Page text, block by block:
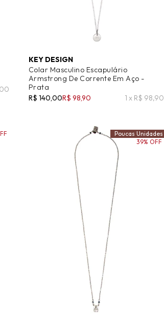
KEY DESIGN
Colar Masculino Escapulário
Armstrong De Corrente Em Aço -
Prata
R$ 140,00R$ 98,90 1 x R$ 98,90
Poucas Unidades
39% OFF